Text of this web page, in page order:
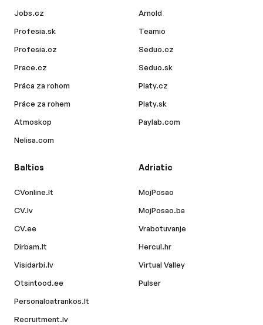
Jobs.cz
Profesia.sk
Profesia.cz
Prace.cz
Práca za rohom
Práce za rohem
Atmoskop
Nelisa.com
Arnold
Teamio
Seduo.cz
Seduo.sk
Platy.cz
Platy.sk
Paylab.com
Baltics
CVonline.lt
CV.lv
CV.ee
Dirbam.lt
Visidarbi.lv
Otsintood.ee
Personaloatrankos.lt
Recruitment.lv
Adriatic
MojPosao
MojPosao.ba
Vrabotuvanje
Hercul.hr
Virtual Valley
Pulser